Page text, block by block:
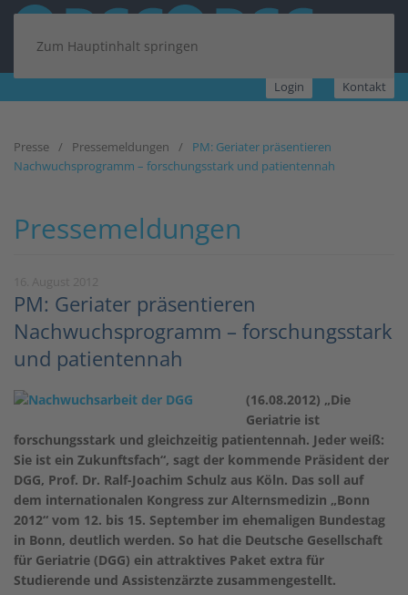
Zum Hauptinhalt springen
Login Kontakt
Presse Pressemeldungen
PM: Geriater präsentieren
Nachwuchsprogramm – forschungsstark und patientennah
Pressemeldungen
PM: Geriater präsentieren
Nachwuchsprogramm – forschungsstark
und patientennah
(16.08.2012) „Die
Geriatrie ist
forschungsstark und gleichzeitig patientennah. Jeder weiß:
Sie ist ein Zukunftsfach“, sagt der kommende Präsident der
DGG, Prof. Dr. Ralf-Joachim Schulz aus Köln. Das soll auf
dem internationalen Kongress zur Alternsmedizin „Bonn
2012“ vom 12. bis 15. September im ehemaligen Bundestag
in Bonn, deutlich werden. So hat die Deutsche Gesellschaft
für Geriatrie (DGG) ein attraktives Paket extra für
Studierende und Assistenzärzte zusammengestellt.